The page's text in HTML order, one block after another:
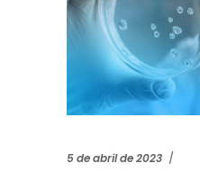
5 de abril de 2023